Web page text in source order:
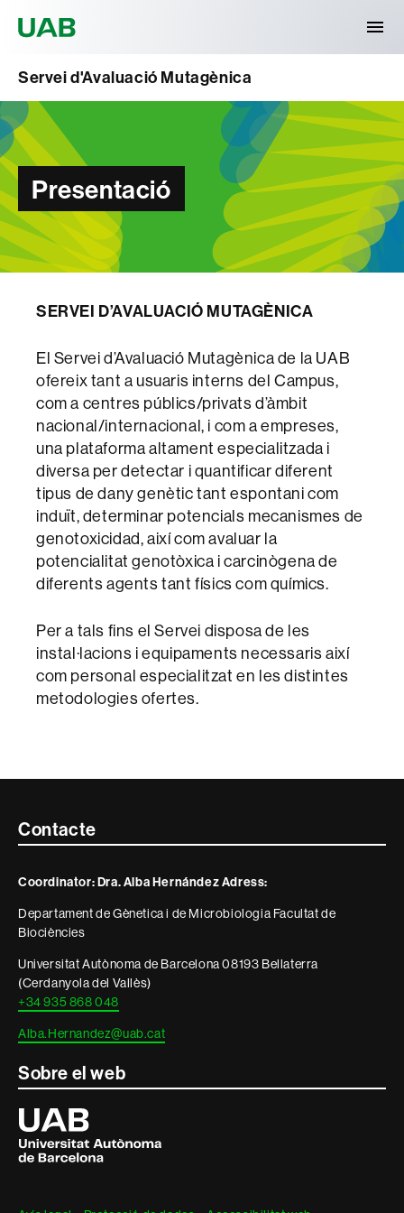
Servei d'Avaluació Mutagènica
Presentació
SERVEI D’AVALUACIÓ MUTAGÈNICA
El Servei d’Avaluació Mutagènica de la UAB
ofereix tant a usuaris interns del Campus,
com a centres públics/privats d’àmbit
nacional/internacional, i com a empreses,
una plataforma altament especialitzada i
diversa per detectar i quantificar diferent
tipus de dany genètic tant espontani com
induït, determinar potencials mecanismes de
genotoxicidad, així com avaluar la
potencialitat genotòxica i carcinògena de
diferents agents tant físics com químics.
Per a tals fins el Servei disposa de les
instal·lacions i equipaments necessaris així
com personal especialitzat en les distintes
metodologies ofertes.
Contacte
informació
legal
Contacte
Coordinator: Dra. Alba Hernández Adress:
Departament de Gènetica i de Microbiologia Facultat de
Biociències
Universitat Autònoma de Barcelona 08193 Bellaterra
(Cerdanyola del Vallès)
+34 935 868 048
Alba.Hernandez@uab.cat
Sobre el web
Universitat
Autònoma
de
Barcelona